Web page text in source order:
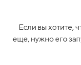
Если вы хотите,
еще, нужно его